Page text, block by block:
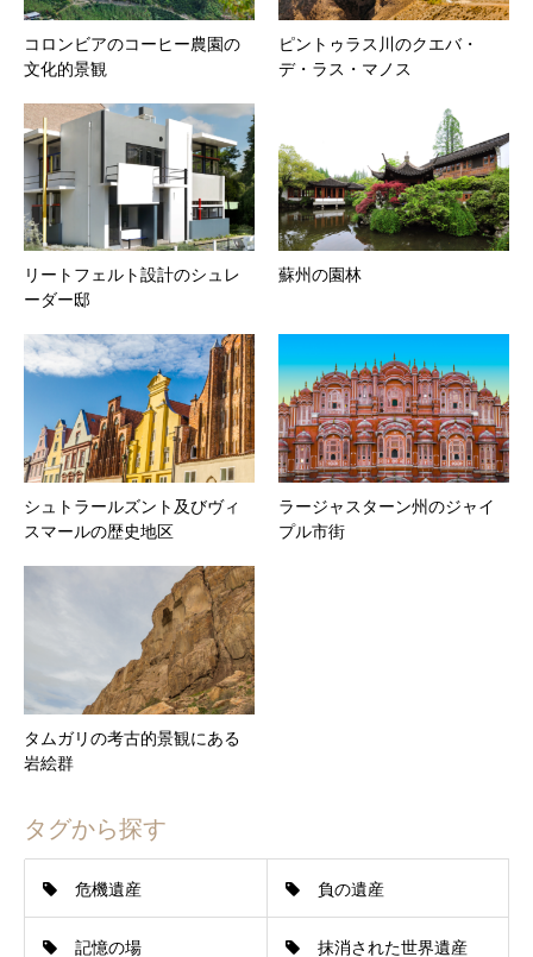
コロンビアのコーヒー農園の
文化的景観
ピントゥラス川のクエバ・
デ・ラス・マノス
リートフェルト設計のシュレ
ーダー邸
蘇州の園林
シュトラールズント及びヴィ
スマールの歴史地区
ラージャスターン州のジャイ
プル市街
タムガリの考古的景観にある
岩絵群
タグから探す
危機遺産 負の遺産
記憶の場 抹消された世界遺産